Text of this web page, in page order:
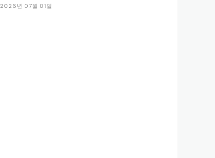
2026년 07월 01일